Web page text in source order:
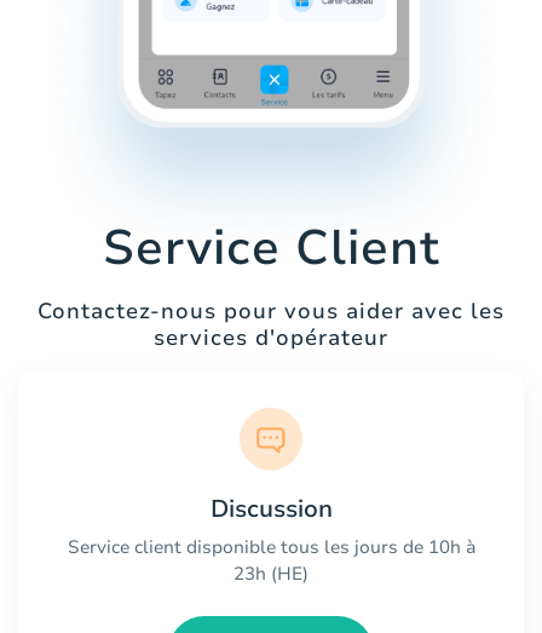
Service Client
Contactez-nous pour vous aider avec les
services d'opérateur
Discussion
Service client disponible tous les jours de 10h à
23h (HE)